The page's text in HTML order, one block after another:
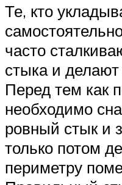
Те, кто
часто
стыка и
Перед тем как
необходимо
ровный стык и
только потом
периметру